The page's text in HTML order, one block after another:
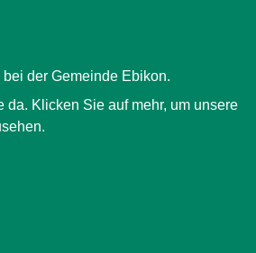
der Gemeinde Ebikon.
da. Klicken Sie auf mehr, um unsere